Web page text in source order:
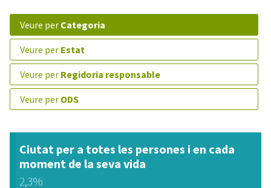
veure per Categoria
veure per Estat
veure per Regidoria responsable
veure per ODS
Ciutat per a totes les persones i en cada
moment de la seva vida
2,3%